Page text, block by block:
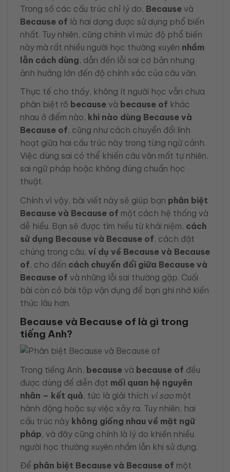
Trong số các cấu trúc chỉ lý do, Because và
Because of là hai dạng được sử dụng phổ biến
nhất. Tuy nhiên, cũng chính vì mức độ phổ biến
này mà rất nhiều người học thường xuyên nhầm
lẫn cách dùng, dẫn đến lỗi sai cơ bản nhưng
ảnh hưởng lớn đến độ chính xác của câu văn.
Thực tế cho thấy, không ít người học vẫn chưa
phân biệt rõ because và because of khác
nhau ở điểm nào, khi nào dùng Because và
Because of, cũng như cách chuyển đổi linh
hoạt giữa hai cấu trúc này trong từng ngữ cảnh.
Việc dùng sai có thể khiến câu văn mất tự nhiên,
sai ngữ pháp hoặc không đúng chuẩn học
thuật.
Chính vì vậy, bài viết này sẽ giúp bạn phân biệt
Because và Because of một cách hệ thống và
dễ hiểu. Bạn sẽ được tìm hiểu từ khái niệm, cách
sử dụng Because và Because of, cách đặt
chúng trong câu, ví dụ về Because và Because
of, cho đến cách chuyển đổi giữa Because và
Because of và những lỗi sai thường gặp. Cuối
bài còn có bài tập vận dụng để bạn ghi nhớ kiến
thức lâu hơn.
Because và Because of là gì trong
tiếng Anh?
Trong tiếng Anh, because và because of đều
được dùng để diễn đạt mối quan hệ nguyên
nhân – kết quả, tức là giải thích vì saomột
hành động hoặc sự việc xảy ra. Tuy nhiên, hai
cấu trúc này không giống nhau về mặt ngữ
pháp, và đây cũng chính là lý do khiến nhiều
người học thường xuyên nhầm lẫn khi sử dụng.
Để phân biệt Because và Because of một